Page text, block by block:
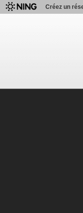
Créez un